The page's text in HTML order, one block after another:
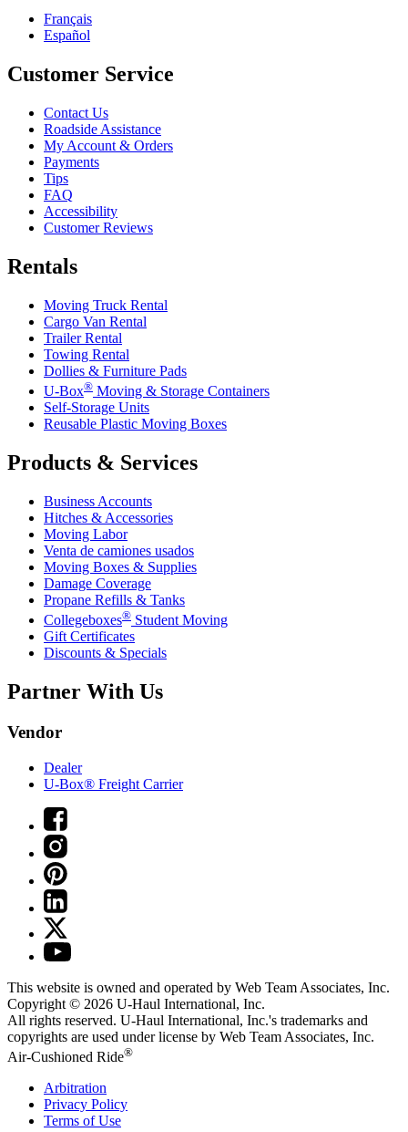
Français
Español
Customer Service
Contact Us
Roadside Assistance
My Account & Orders
Payments
Tips
FAQ
Accessibility
Customer Reviews
Rentals
Moving Truck Rental
Cargo Van Rental
Trailer Rental
Towing Rental
Dollies & Furniture Pads
U-Box® Moving & Storage Containers
Self-Storage Units
Reusable Plastic Moving Boxes
Products & Services
Business Accounts
Hitches & Accessories
Moving Labor
Venta de camiones usados
Moving Boxes & Supplies
Damage Coverage
Propane Refills & Tanks
Collegeboxes® Student Moving
Gift Certificates
Discounts & Specials
Partner With Us
Vendor
Dealer
U-Box® Freight Carrier
This website is owned and operated by Web Team Associates, Inc.
Copyright © 2026 U-Haul International, Inc.
All rights reserved. U-Haul International, Inc.'s trademarks and
copyrights are used under license by Web Team Associates, Inc.
Air-Cushioned Ride®
Arbitration
Privacy Policy
Terms of Use